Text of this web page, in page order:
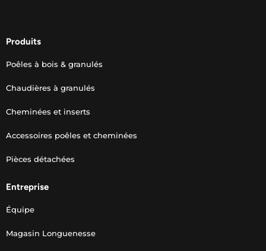
Produits
Poêles à bois & granulés
Chaudières à granulés
Cheminées et inserts
Accessoires poêles et cheminées
Pièces détachées
Entreprise
Équipe
Magasin Longuenesse